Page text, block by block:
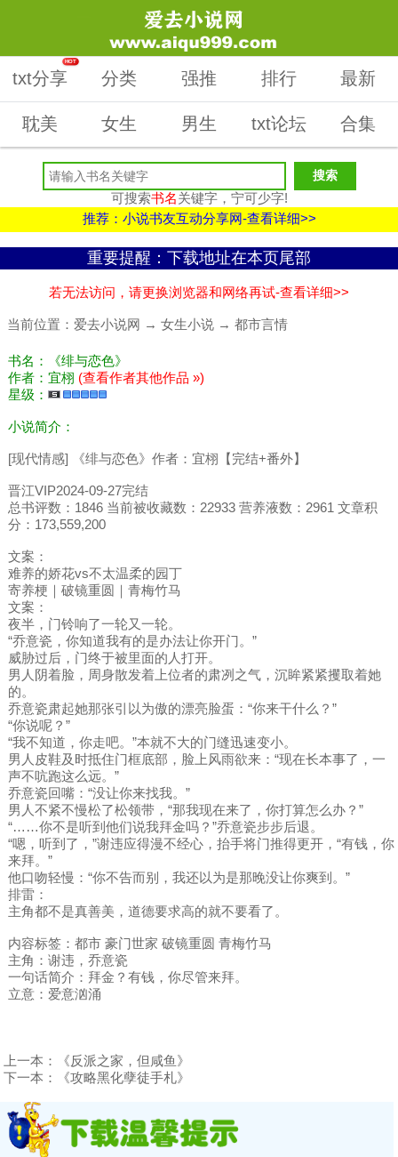
txt分享
HOT
分类 强推 排行 最新
耽美 女生 男生 txt论坛 合集
可搜索书名关键字，宁可少字!
推荐：小说书友互动分享网-查看详细>>
重要提醒：下载地址在本页尾部
若无法访问，请更换浏览器和网络再试-查看详细>>
当前位置： 爱去小说网 → 女生小说 → 都市言情
书名：《绯与恋色》
作者：宜栩 (查看作者其他作品 »)
星级：
小说简介：
[现代情感] 《绯与恋色》作者：宜栩【完结+番外】
晋江VIP2024-09-27完结
总书评数：1846 当前被收藏数：22933 营养液数：2961 文章积
分：173,559,200
文案：
难养的娇花vs不太温柔的园丁
寄养梗｜破镜重圆｜青梅竹马
文案：
夜半，门铃响了一轮又一轮。
“乔意瓷，你知道我有的是办法让你开门。”
威胁过后，门终于被里面的人打开。
男人阴着脸，周身散发着上位者的肃冽之气，沉眸紧紧攫取着她
的。
乔意瓷肃起她那张引以为傲的漂亮脸蛋：“你来干什么？”
“你说呢？”
“我不知道，你走吧。”本就不大的门缝迅速变小。
男人皮鞋及时抵住门框底部，脸上风雨欲来：“现在长本事了，一
声不吭跑这么远。”
乔意瓷回嘴：“没让你来找我。”
男人不紧不慢松了松领带，“那我现在来了，你打算怎么办？”
“……你不是听到他们说我拜金吗？”乔意瓷步步后退。
“嗯，听到了，”谢违应得漫不经心，抬手将门推得更开，“有钱，你
来拜。”
他口吻轻慢：“你不告而别，我还以为是那晚没让你爽到。”
排雷：
主角都不是真善美，道德要求高的就不要看了。
内容标签：都市 豪门世家 破镜重圆 青梅竹马
主角：谢违，乔意瓷
一句话简介：拜金？有钱，你尽管来拜。
立意：爱意汹涌
上一本：
《反派之家，但咸鱼》
下一本：
《攻略黑化孽徒手札》